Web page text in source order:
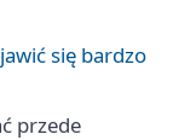
się bardzo
przede